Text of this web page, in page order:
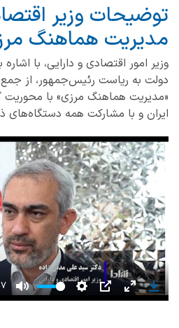
توضیحات وزیر
مدیریت هماهنگ
وزیر امور اقتصادی و دارایی، با
دولت به ریاست رئیس‌جمهور، از
«مدیریت هماهنگ مرزی» با
ایران و با مشارکت همه دستگاه‌های
Mute Settings
PIP Enter